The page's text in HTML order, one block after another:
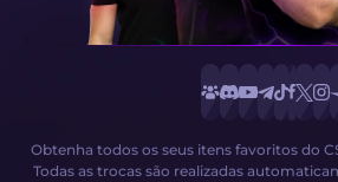
Obtenha todos os seus itens favoritos do
Todas as trocas são realizadas